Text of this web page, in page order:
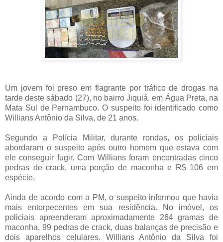
Um jovem foi preso em flagrante por tráfico de drogas na
tarde deste sábado (27), no bairro Jiquiá, em Água Preta, na
Mata Sul de Pernambuco. O suspeito foi identificado como
Willians Antônio da Silva, de 21 anos.
Segundo a Polícia Militar, durante rondas, os policiais
abordaram o suspeito após outro homem que estava com
ele conseguir fugir. Com Willians foram encontradas cinco
pedras de crack, uma porção de maconha e R$ 106 em
espécie.
Ainda de acordo com a PM, o suspeito informou que havia
mais entorpecentes em sua residência. No imóvel, os
policiais apreenderam aproximadamente 264 gramas de
maconha, 99 pedras de crack, duas balanças de precisão e
dois aparelhos celulares. Willians Antônio da Silva foi